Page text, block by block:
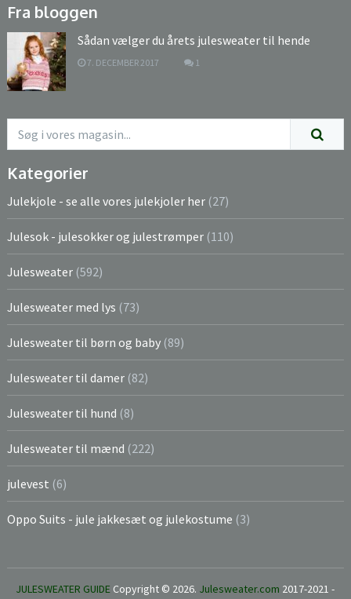
Fra bloggen
Sådan vælger du årets julesweater til hende
7. DECEMBER 2017 1
Kategorier
Julekjole - se alle vores julekjoler her (27)
Julesok - julesokker og julestrømper (110)
Julesweater (592)
Julesweater med lys (73)
Julesweater til børn og baby (89)
Julesweater til damer (82)
Julesweater til hund (8)
Julesweater til mænd (222)
julevest (6)
Oppo Suits - jule jakkesæt og julekostume (3)
JULESWEATER GUIDE Copyright © 2026. Julesweater.com 2017-2021 -